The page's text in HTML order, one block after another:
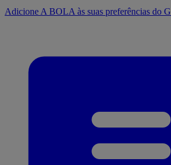
Adicione A BOLA às suas preferências do